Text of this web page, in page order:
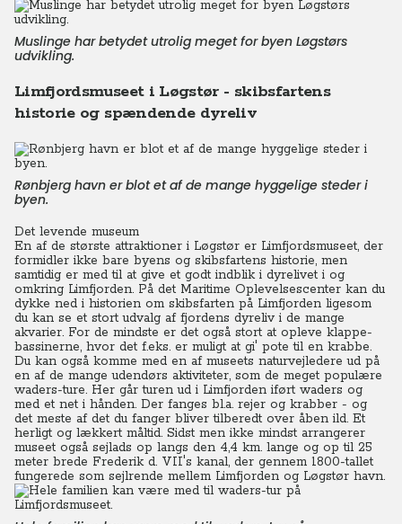
Muslinge har betydet utrolig meget for byen Løgstørs
udvikling.
Limfjordsmuseet i Løgstør - skibsfartens
historie og spændende dyreliv
Rønbjerg havn er blot et af de mange hyggelige steder i
byen.
Det levende museum
En af de største attraktioner i Løgstør er Limfjordsmuseet, der
formidler ikke bare byens og skibsfartens historie, men
samtidig er med til at give et godt indblik i dyrelivet i og
omkring Limfjorden. På det Maritime Oplevelsescenter kan du
dykke ned i historien om skibsfarten på Limfjorden ligesom
du kan se et stort udvalg af fjordens dyreliv i de mange
akvarier. For de mindste er det også stort at opleve klappe-
bassinerne, hvor det f.eks. er muligt at gi' pote til en krabbe.
Du kan også komme med en af museets naturvejledere ud på
en af de mange udendørs aktiviteter, som de meget populære
waders-ture. Her går turen ud i Limfjorden iført waders og
med et net i hånden. Der fanges bl.a. rejer og krabber - og
det meste af det du fanger bliver tilberedt over åben ild. Et
herligt og lækkert måltid. Sidst men ikke mindst arrangerer
museet også sejlads op langs den 4,4 km. lange og op til 25
meter brede Frederik d. VII's kanal, der gennem 1800-tallet
fungerede som sejlrende mellem Limfjorden og Løgstør havn.